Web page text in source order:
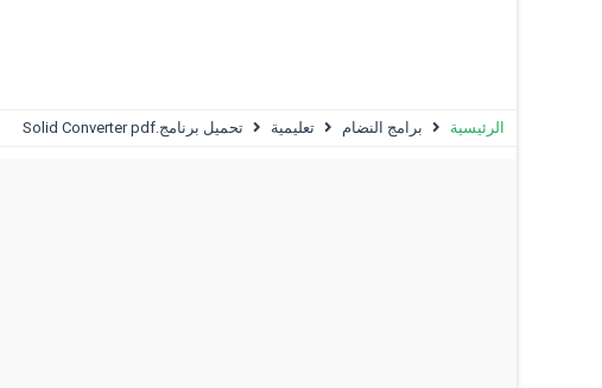
الرئيسية برامج النضام تعليمية تحميل برنامج.Solid Converter pdf